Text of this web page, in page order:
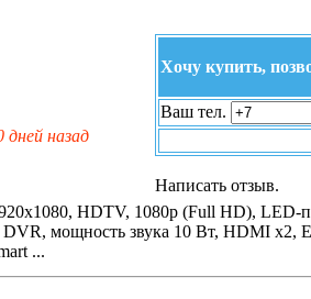
дней назад
Хочу купить,
Ваш тел.
Написать отзыв.
HDTV, 1080p (Full HD), LED-
DVR, мощность звука 10 Вт, HDMI x2,
...